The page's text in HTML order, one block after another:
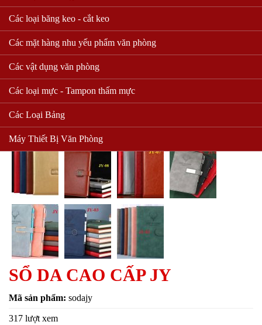
Các loại băng keo - cắt keo
Các mặt hàng nhu yếu phẩm văn phòng
Các vật dụng văn phòng
Các loại mực - Tampon thấm mực
Các Loại Bảng
Máy Thiết Bị Văn Phòng
SỔ DA CAO CẤP JY
Mã sản phẩm: sodajy
317 lượt xem